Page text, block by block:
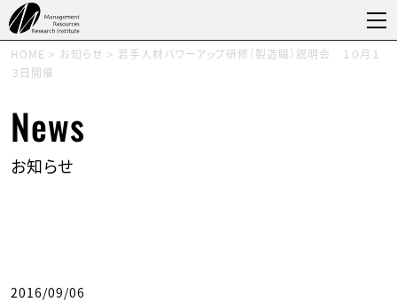
HOME > お知らせ > 若手人材パワーアップ研修（製造職）説明会 １０月１
３日開催
News
お知らせ
2016/09/06